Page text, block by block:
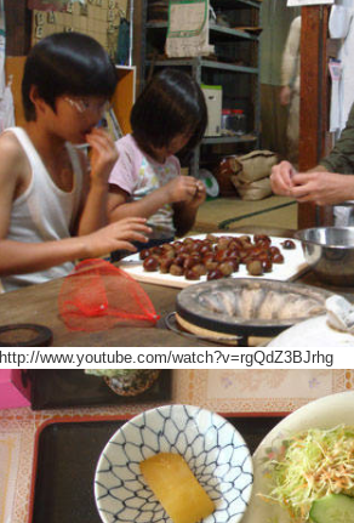
http://www.youtube.com/watch?v=rgQdZ3BJrhg